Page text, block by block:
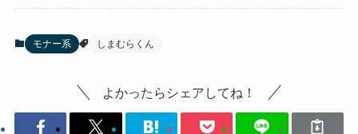
モナー系 しまむらくん
よかったらシェアしてね！